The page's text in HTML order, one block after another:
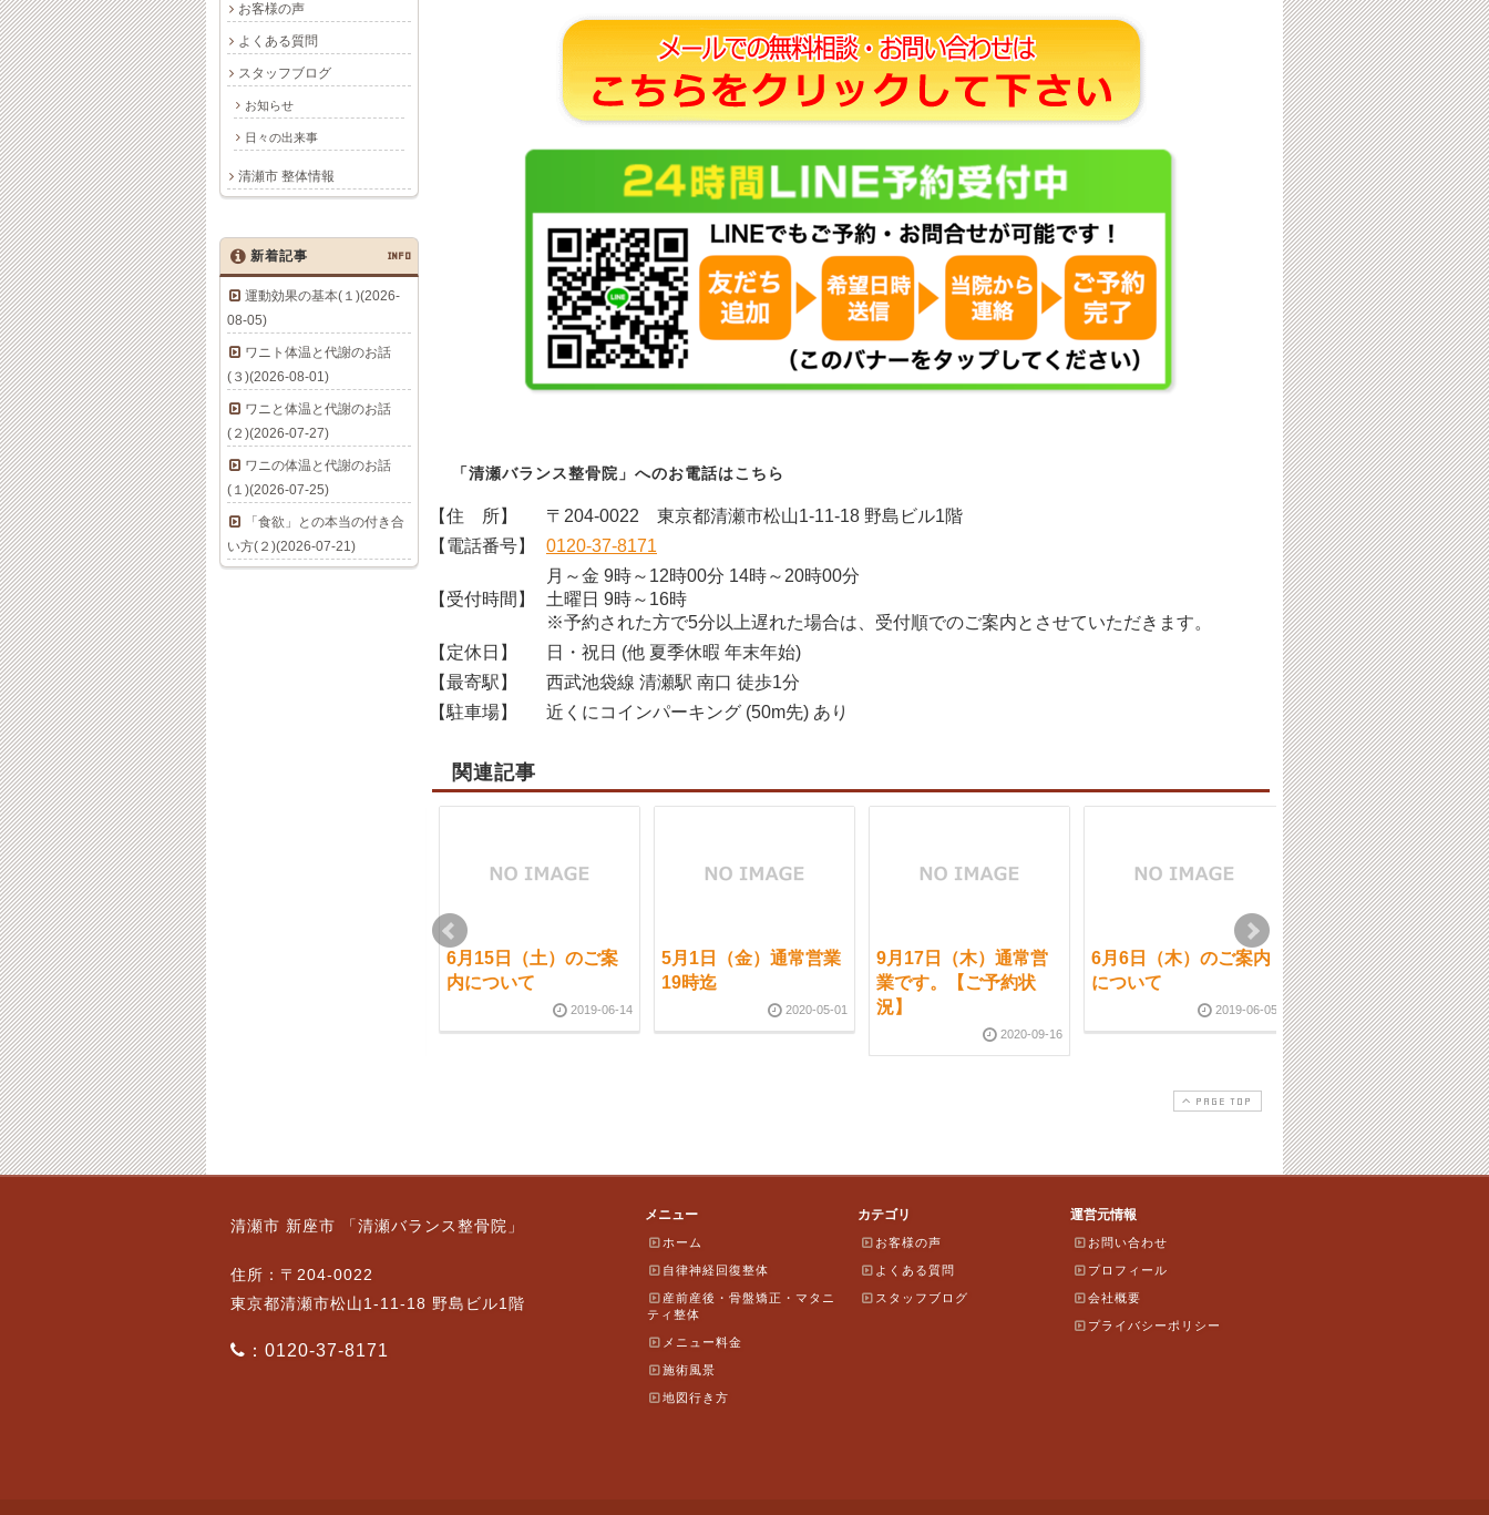
「清瀬バランス整骨院」へのお電話はこちら
【住 所】
〒204-0022 東京都清瀬市松山1-11-18 野島ビル1階
【電話番号】
0120-37-8171
【受付時間】
月～金 9時～12時00分 14時～20時00分
土曜日 9時～16時
※予約された方で5分以上遅れた場合は、受付順でのご案内とさせていただきます。
【定休日】
日・祝日 (他 夏季休暇 年末年始)
【最寄駅】
西武池袋線 清瀬駅 南口 徒歩1分
【駐車場】
近くにコインパーキング (50m先) あり
関連記事
9月５日（木）ご案内
について
2019-09-05
6月15日（土）のご案
内について
2019-06-14
5月1日（金）通常営業
19時迄
2020-05-01
9月17日（木）通常営
業です。【ご予約状
況】
2020-09-16
6月6日（木）のご案内
について
2019-06-05
10月11日（火）通常営
業です。【ご予約状
況】
2022-10-
業です。【ご予約状
2022-10-11
PAGE TOP
お客様の声
よくある質問
スタッフブログ
お知らせ
日々の出来事
清瀬市 整体情報
新着記事 INFO
運動効果の基本(１)(2026-
08-05)
ワニト体温と代謝のお話
(３)(2026-08-01)
ワニと体温と代謝のお話
(２)(2026-07-27)
ワニの体温と代謝のお話
(１)(2026-07-25)
「食欲」との本当の付き合
い方(２)(2026-07-21)
清瀬市 新座市 「清瀬バランス整骨院」
住所：〒204-0022
東京都清瀬市松山1-11-18 野島ビル1階
：0120-37-8171
メニュー
ホーム
自律神経回復整体
産前産後・骨盤矯正・マタニ
ティ整体
メニュー料金
施術風景
地図行き方
カテゴリ
お客様の声
よくある質問
スタッフブログ
運営元情報
お問い合わせ
プロフィール
会社概要
プライバシーポリシー